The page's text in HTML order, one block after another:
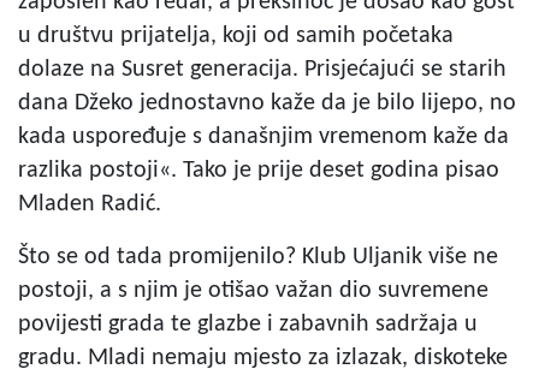
u društvu prijatelja, koji od samih početaka
dolaze na Susret generacija. Prisjećajući se starih
dana Džeko jednostavno kaže da je bilo lijepo, no
kada uspoređuje s današnjim vremenom kaže da
razlika postoji«. Tako je prije deset godina pisao
Mladen Radić.
Što se od tada promijenilo? Klub Uljanik više ne
postoji, a s njim je otišao važan dio suvremene
povijesti grada te glazbe i zabavnih sadržaja u
gradu. Mladi nemaju mjesto za izlazak, diskoteke